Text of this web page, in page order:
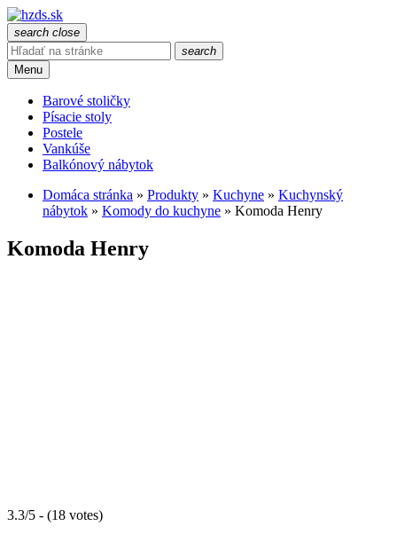
search close
search
Menu
Barové stoličky
Písacie stoly
Postele
Vankúše
Balkónový nábytok
Domáca stránka » Produkty » Kuchyne » Kuchynský
nábytok » Komody do kuchyne » Komoda Henry
Komoda Henry
3.3/5 - (18 votes)